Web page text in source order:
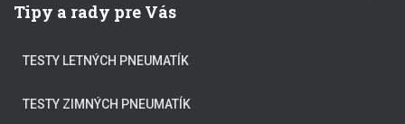
Tipy a rady pre Vás
TESTY LETNÝCH PNEUMATÍK
TESTY ZIMNÝCH PNEUMATÍK